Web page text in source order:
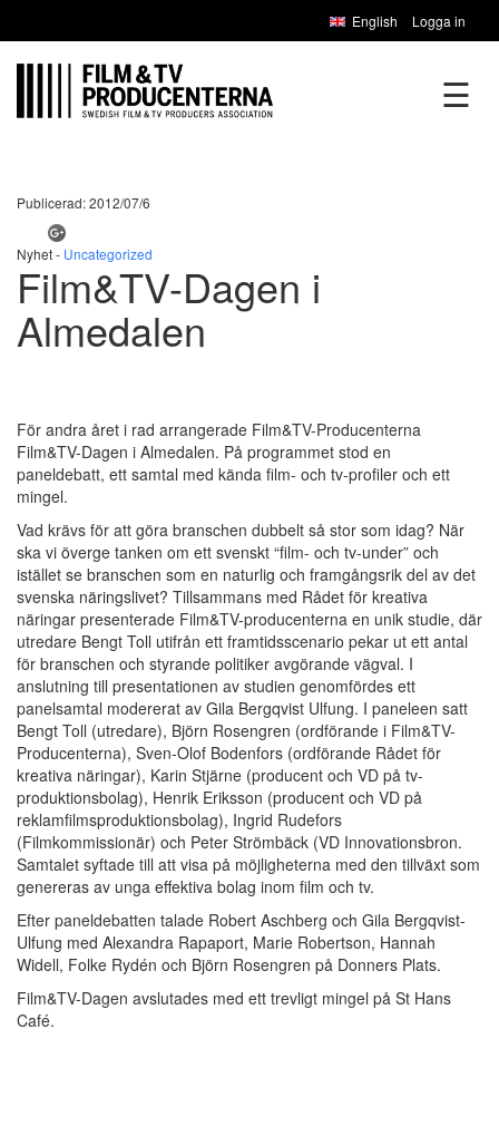
English Logga in
☰
Publicerad: 2012/07/6
Nyhet - Uncategorized
Film&TV-Dagen i
Almedalen
För andra året i rad arrangerade Film&TV-Producenterna
Film&TV-Dagen i Almedalen. På programmet stod en
paneldebatt, ett samtal med kända film- och tv-profiler och ett
mingel.
Vad krävs för att göra branschen dubbelt så stor som idag? När
ska vi överge tanken om ett svenskt “film- och tv-under” och
istället se branschen som en naturlig och framgångsrik del av det
svenska näringslivet? Tillsammans med Rådet för kreativa
näringar presenterade Film&TV-producenterna en unik studie, där
utredare Bengt Toll utifrån ett framtidsscenario pekar ut ett antal
för branschen och styrande politiker avgörande vägval. I
anslutning till presentationen av studien genomfördes ett
panelsamtal modererat av Gila Bergqvist Ulfung. I paneleen satt
Bengt Toll (utredare), Björn Rosengren (ordförande i Film&TV-
Producenterna), Sven-Olof Bodenfors (ordförande Rådet för
kreativa näringar), Karin Stjärne (producent och VD på tv-
produktionsbolag), Henrik Eriksson (producent och VD på
reklamfilmsproduktionsbolag), Ingrid Rudefors
(Filmkommissionär) och Peter Strömbäck (VD Innovationsbron.
Samtalet syftade till att visa på möjligheterna med den tillväxt som
genereras av unga effektiva bolag inom film och tv.
Efter paneldebatten talade Robert Aschberg och Gila Bergqvist-
Ulfung med Alexandra Rapaport, Marie Robertson, Hannah
Widell, Folke Rydén och Björn Rosengren på Donners Plats.
Film&TV-Dagen avslutades med ett trevligt mingel på St Hans
Café.